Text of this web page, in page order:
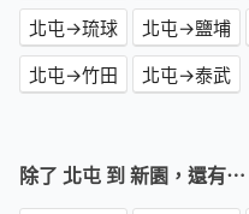
北屯→琉球
北屯→鹽埔
北屯→竹田
北屯→泰武
除了 北屯 到 新園，還有⋯